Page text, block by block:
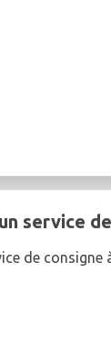
service
de consigne